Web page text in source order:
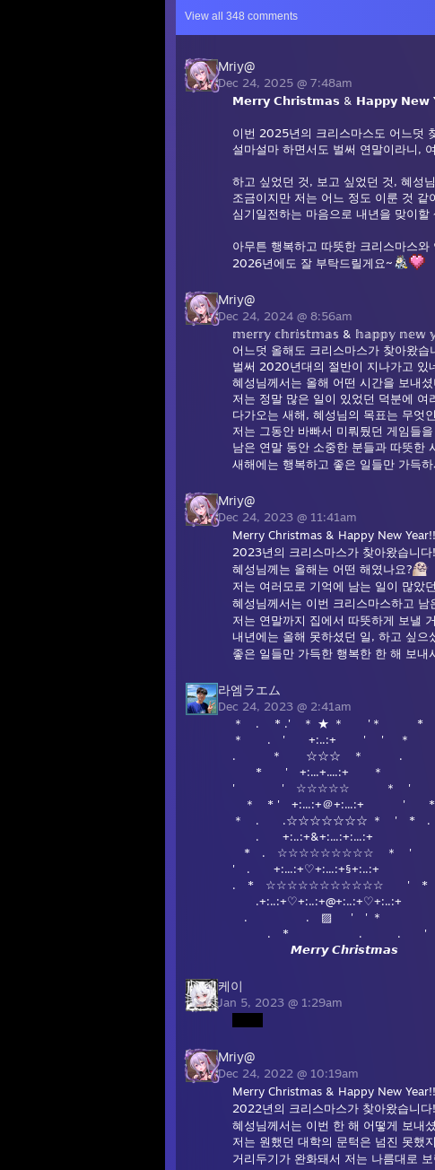
View all 348 comments
Mriy@
Dec 24, 2025 @ 7:48am
𝗠𝗲𝗿𝗿𝘆 𝗖𝗵𝗿𝗶𝘀𝘁𝗺𝗮𝘀 & 𝗛𝗮𝗽𝗽𝘆 𝗡𝗲𝘄
이번 2025년의 크리스마스도 어느덧
설마설마 하면서도 벌써 연말이라니,
하고 싶었던 것, 보고 싶었던 것, 혜성
조금이지만 저는 어느 정도 이룬 것 같
심기일전하는 마음으로 내년을 맞이
아무튼 행복하고 따뜻한 크리스마스와
2026년에도 잘 부탁드릴게요~
Mriy@
Dec 24, 2024 @ 8:56am
𝕞𝕖𝕣𝕣𝕪 𝕔𝕙𝕣𝕚𝕤𝕥𝕞𝕒𝕤 & 𝕙𝕒𝕡𝕡𝕪 𝕟𝕖𝕨
어느덧 올해도 크리스마스가 찾아왔습
벌써 2020년대의 절반이 지나가고 있
혜성님께서는 올해 어떤 시간을 보내셨
저는 정말 많은 일이 있었던 덕분에
다가오는 새해, 혜성님의 목표는 무엇
저는 그동안 바빠서 미뤄뒀던 게임들
남은 연말 동안 소중한 분들과 따뜻한
새해에는 행복하고 좋은 일들만 가득
Mriy@
Dec 24, 2023 @ 11:41am
Merry Christmas & Happy New
2023년의 크리스마스가 찾아왔습니다
혜성님께는 올해는 어떤 해였나요?
저는 여러모로 기억에 남는 일이 많았
혜성님께서는 이번 크리스마스하고
저는 연말까지 집에서 따뜻하게 보낼
내년에는 올해 못하셨던 일, 하고 싶으
좋은 일들만 가득한 행복한 한 해 보내
라엠ラエム
Dec 24, 2023 @ 2:41am
＊ . * .' ＊ ★ ＊ '＊ *
＊ . ' +:..:+ ' ' ＊
. ＊ ☆☆☆ ＊ .
* ' +:...+....:+ ＊
' ' ☆☆☆☆☆ ＊ '
＊ * ' +:...:+＠+:...:+ ' *
＊ . .☆☆☆☆☆☆☆ ＊ ' * .
. +:..:+&+:...:+:...:+
* . ☆☆☆☆☆☆☆☆☆ ＊
' . +:...:+♡+:...:+§+:..:+
. * ☆☆☆☆☆☆☆☆☆☆☆ ' *
.+:..:+♡+:..:+@+:..:+♡+:..:+
. . ▨ ' ' ＊
. * . . '
𝙈𝙚𝙧𝙧𝙮 𝘾𝙝𝙧𝙞𝙨𝙩𝙢𝙖𝙨
케이
Jan 5, 2023 @ 1:29am
Mriy@
Dec 24, 2022 @ 10:19am
Merry Christmas & Happy New
2022년의 크리스마스가 찾아왔습니다
혜성님께서는 이번 한 해 어떻게 보내
저는 원했던 대학의 문턱은 넘진 못했
거리두기가 완화돼서 저는 나름대로